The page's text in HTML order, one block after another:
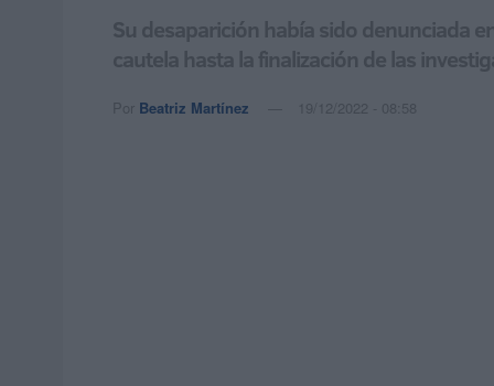
Su desaparición había sido denunciada
cautela hasta la finalización de las
Por Beatriz Martínez 19/12/2022 - 08:58